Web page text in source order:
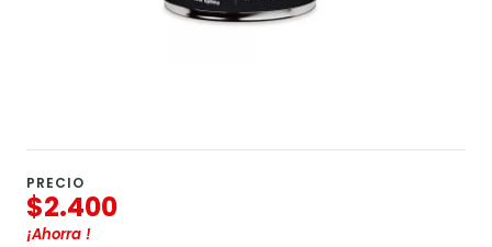
PRECIO
$2.400
¡Ahorra !